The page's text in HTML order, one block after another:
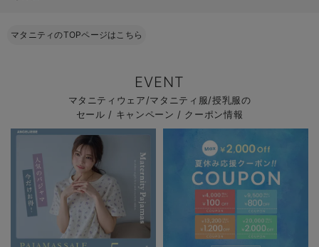
マタニティのTOPページはこちら
EVENT
マタニティウェア/マタニティ服/授乳服の
セール / キャンペーン / クーポン情報